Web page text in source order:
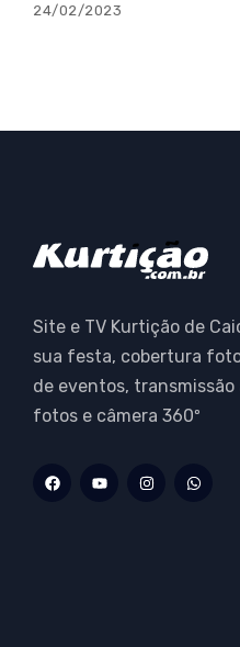
24/02/2023
Site e TV Kurtição de
sua festa, cobertura
de eventos, transmissão
fotos e câmera 360º